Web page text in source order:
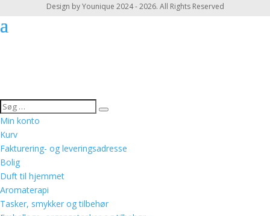
Design by Younique 2024 - 2026. All Rights Reserved
Min konto
Kurv
Fakturering- og leveringsadresse
Bolig
Duft til hjemmet
Aromaterapi
Tasker, smykker og tilbehør